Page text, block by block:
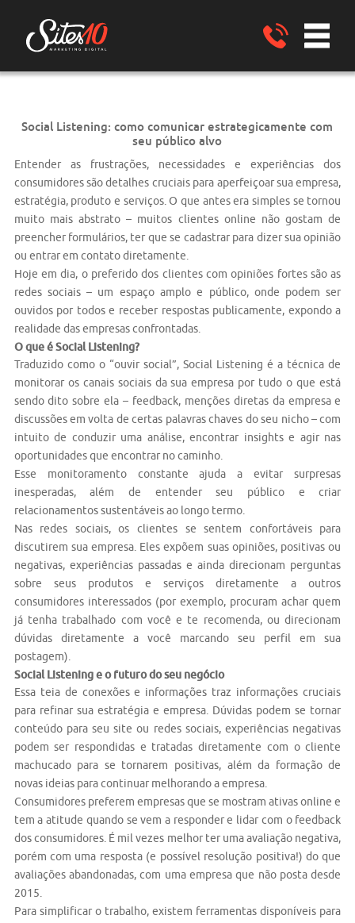
Social Listening: como comunicar estrategicamente com
seu público alvo
Entender as frustrações, necessidades e experiências dos
consumidores são detalhes cruciais para aperfeiçoar sua empresa,
estratégia, produto e serviços. O que antes era simples se tornou
muito mais abstrato – muitos clientes online não gostam de
preencher formulários, ter que se cadastrar para dizer sua opinião
ou entrar em contato diretamente.
Hoje em dia, o preferido dos clientes com opiniões fortes são as
redes sociais – um espaço amplo e público, onde podem ser
ouvidos por todos e receber respostas publicamente, expondo a
realidade das empresas confrontadas.
O que éSocial Listening?
Traduzido como o “ouvir social”, Social Listening é a técnica de
monitorar os canais sociais da sua empresa por tudo o que está
sendo dito sobre ela – feedback, menções diretas da empresa e
discussões em volta de certas palavras chaves do seu nicho – com
intuito de conduzir uma análise, encontrar insights e agir nas
oportunidades que encontrar no caminho.
Esse monitoramento constante ajuda a evitar surpresas
inesperadas, além de entender seu público e criar
relacionamentos sustentáveis ao longo termo.
Nas redes sociais, os clientes se sentem confortáveis para
discutirem sua empresa. Eles expõem suas opiniões, positivas ou
negativas, experiências passadas e ainda direcionam perguntas
sobre seus produtos e serviços diretamente a outros
consumidores interessados (por exemplo, procuram achar quem
já tenha trabalhado com você e te recomenda, ou direcionam
dúvidas diretamente a você marcando seu perfil em sua
postagem).
Social Listening e o futuro do seu negócio
Essa teia de conexões e informações traz informações cruciais
para refinar sua estratégia e empresa. Dúvidas podem se tornar
conteúdo para seu site ou redes sociais, experiências negativas
podem ser respondidas e tratadas diretamente com o cliente
machucado para se tornarem positivas, além da formação de
novas ideias para continuar melhorando a empresa.
Consumidores preferem empresas que se mostram ativas online e
tem a atitude quando se vem a responder e lidar com o feedback
dos consumidores. É mil vezes melhor ter uma avaliação negativa,
porém com uma resposta (e possível resolução positiva!) do que
avaliações abandonadas, com uma empresa que não posta desde
2015.
Para simplificar o trabalho, existem ferramentas disponíveis para